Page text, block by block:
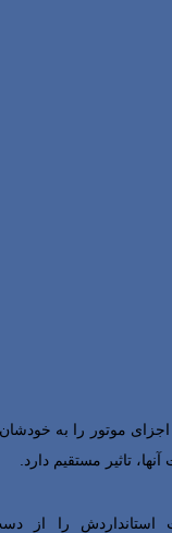
اجزای موتور را به
تاثیر مستقیم دارد.
استانداردش را از